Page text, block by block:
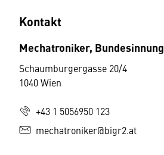
Kontakt
Mechatroniker, Bundesinnung
Schaumburgergasse 20/4
1040 Wien
+43 1 5056950 123
mechatroniker@bigr2.at